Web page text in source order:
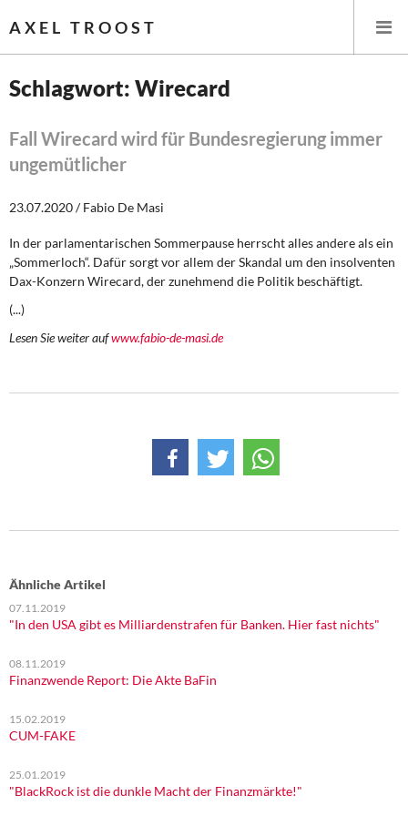
AXEL TROOST
Themen
Leitlinien linker Wirtschafts- und Finanzpolitik
Wirtschaftspolitik
Öffentliche Infrastruktur und Daseinsvorsorge
Rosa-Luxemburg-Stiftung
Kontakt
Schlagwort: Wirecard
Fall Wirecard wird für Bundesregierung immer
ungemütlicher
23.07.2020 / Fabio De Masi
In der parlamentarischen Sommerpause herrscht alles andere als ein
„Sommerloch“. Dafür sorgt vor allem der Skandal um den insolventen
Dax-Konzern Wirecard, der zunehmend die Politik beschäftigt.
(...)
Lesen Sie weiter aufwww.fabio-de-masi.de
Ähnliche Artikel
07.11.2019
"In den USA gibt es Milliardenstrafen für Banken. Hier fast nichts"
08.11.2019
Finanzwende Report: Die Akte BaFin
15.02.2019
CUM-FAKE
25.01.2019
"BlackRock ist die dunkle Macht der Finanzmärkte!"